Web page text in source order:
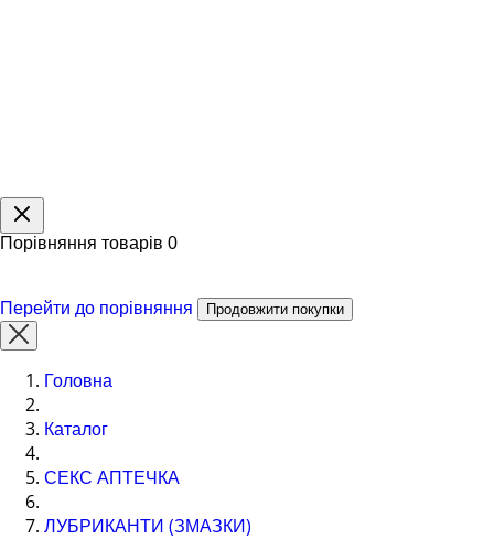
Порівняння товарів 0
Перейти до порівняння Продовжити покупки
Головна
Каталог
СЕКС АПТЕЧКА
ЛУБРИКАНТИ (ЗМАЗКИ)